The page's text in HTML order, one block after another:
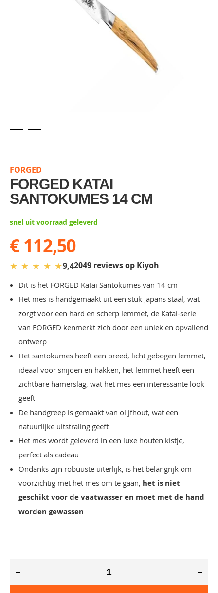
beginning
of
the
images
FORGED
FORGED KATAI
SANTOKUMES 14 CM
snel uit voorraad geleverd
€ 112,50
★ ★ ★ ★ ★9,42049 reviews op Kiyoh
Dit is het FORGED Katai Santokumes van 14 cm
Het mes is handgemaakt uit een stuk Japans staal, wat
zorgt voor een hard en scherp lemmet, de Katai-serie
van FORGED kenmerkt zich door een uniek en opvallend
ontwerp
Het santokumes heeft een breed, licht gebogen lemmet,
ideaal voor snijden en hakken, het lemmet heeft een
zichtbare hamerslag, wat het mes een interessante look
geeft
De handgreep is gemaakt van olijfhout, wat een
natuurlijke uitstraling geeft
Het mes wordt geleverd in een luxe houten kistje,
perfect als cadeau
Ondanks zijn robuuste uiterlijk, is het belangrijk om
voorzichtig met het mes om te gaan, het is niet
geschikt voor de vaatwasser en moet met de hand
worden gewassen